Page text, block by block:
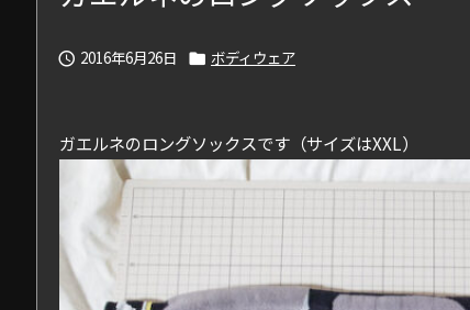
 2016年6月26日  ボディウェア
ガエルネのロングソックスです（サイズはXXL）